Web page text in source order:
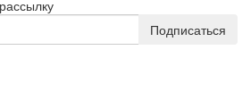
Подписаться